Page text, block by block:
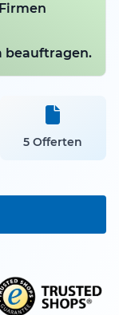
beauftragen.
5 Offerten